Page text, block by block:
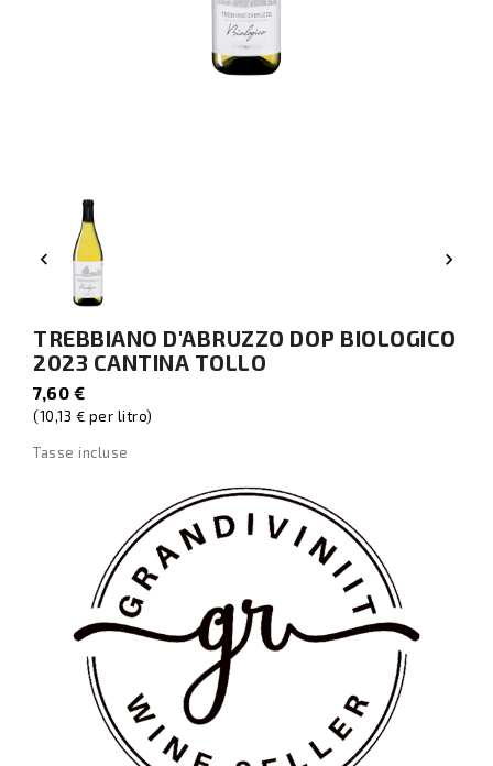
 
TREBBIANO D'ABRUZZO DOP BIOLOGICO
2023 CANTINA TOLLO
7,60 €
(10,13 € per litro)
Tasse incluse